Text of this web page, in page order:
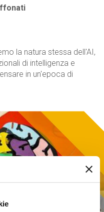
la natura stessa dell'AI,
di intelligenza e
in un'epoca di